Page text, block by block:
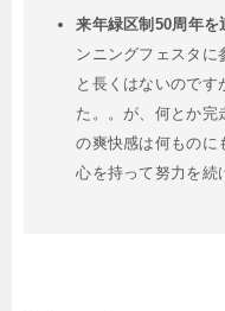
来年緑区制50周年を
ンニングフェスタに
と長くはないのです
た。。が、何とか完
の爽快感は何ものに
心を持って努力を続